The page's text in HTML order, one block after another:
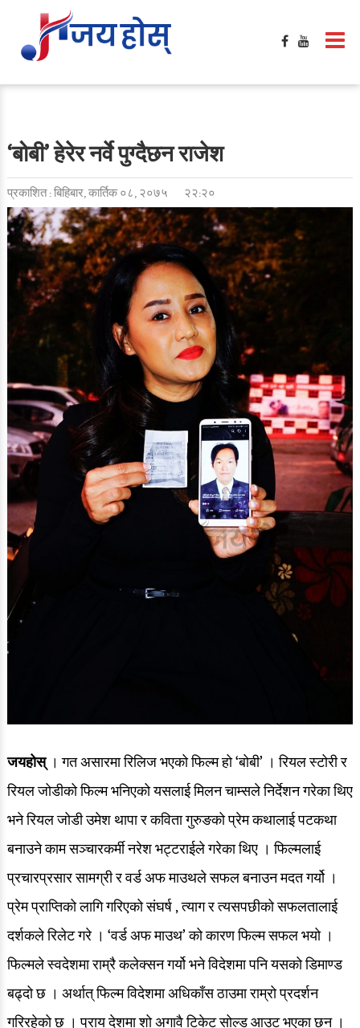
‘बोबी’ हेरेर नर्वे पुग्दैछन राजेश
प्रकाशित : बिहिबार, कार्तिक ०८, २०७५ २२:२०
जयहोस्। गत असारमा रिलिज भएको फिल्म हो ‘बोबी’ । रियल स्टोरी र
रियल जोडीको फिल्म भनिएको यसलाई मिलन चाम्सले निर्देशन गरेका थिए
भने रियल जोडी उमेश थापा र कविता गुरुङको प्रेम कथालाई पटकथा
बनाउने काम सञ्चारकर्मी नरेश भट्टराईले गरेका थिए । फिल्मलाई
प्रचारप्रसार सामग्री र वर्ड अफ माउथले सफल बनाउन मदत गर्यो ।
प्रेम प्राप्तिको लागि गरिएको संघर्ष , त्याग र त्यसपछीको सफलतालाई
दर्शकले रिलेट गरे । ‘वर्ड अफ माउथ’ को कारण फिल्म सफल भयो ।
फिल्मले स्वदेशमा राम्रै कलेक्सन गर्यो भने विदेशमा पनि यसको डिमाण्ड
बढ्दो छ । अर्थात् फिल्म विदेशमा अधिकाँस ठाउमा राम्रो प्रदर्शन
गरिरहेको छ । प्राय देशमा शो अगावै टिकेट सोल्ड आउट भएका छन ।